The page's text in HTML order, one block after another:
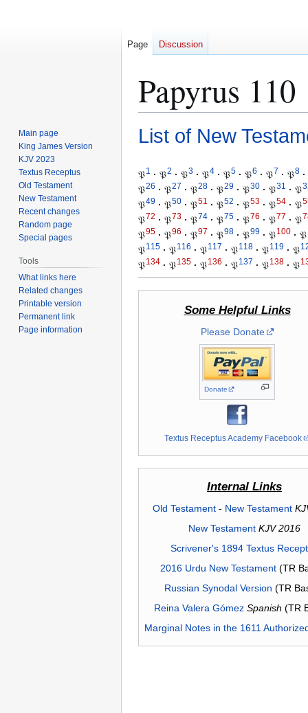
Papyrus 110
Jump
to
Jump
to
List of New
𝔓1 · 𝔓2 · 𝔓3 · 𝔓4 · 𝔓5 · 𝔓6 · 𝔓7 · 𝔓8 ·
𝔓26 · 𝔓27 · 𝔓28 · 𝔓29 · 𝔓30 · 𝔓31 · 𝔓
𝔓49 · 𝔓50 · 𝔓51 · 𝔓52 · 𝔓53 · 𝔓54 · 𝔓
𝔓72 · 𝔓73 · 𝔓74 · 𝔓75 · 𝔓76 · 𝔓77 · 𝔓
𝔓95 · 𝔓96 · 𝔓97 · 𝔓98 · 𝔓99 · 𝔓100 · 𝔓
𝔓115 · 𝔓116 · 𝔓117 · 𝔓118 · 𝔓119 · 𝔓
𝔓134 · 𝔓135 · 𝔓136 · 𝔓137 · 𝔓138 · 𝔓
Some Helpful Links
Please Donate
Donate
Textus Receptus Academy Facebook
Internal Links
Old Testament- New Testament
New Testament KJV 2016
Scrivener's 1894 Textus
2016 Urdu New Testament(TR
Russian Synodal Version (TR
Reina Valera Gómez Spanish (TR
Marginal Notes in the 1611
Page Discussion
Main page
King James Version
KJV 2023
Textus Receptus
Old Testament
New Testament
Recent changes
Random page
Special pages
Tools
What links here
Related changes
Printable version
Permanent link
Page information